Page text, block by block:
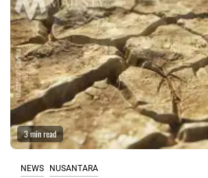
3 min read
NEWS NUSANTARA